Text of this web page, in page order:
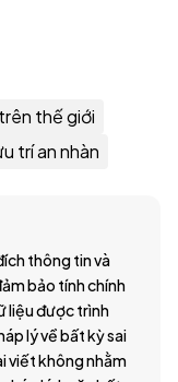
thế giới
trí an nhàn
thông tin và
bảo tính chính
liệu được trình
lý về bất kỳ sai
viết không nhằm